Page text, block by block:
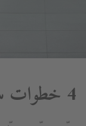
4 خطوات سهلة نحو حمام أحلامك